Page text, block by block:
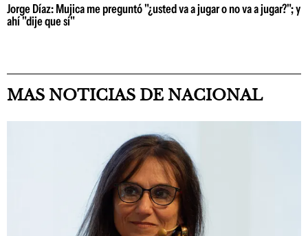
Jorge Díaz: Mujica me preguntó "¿usted va a jugar o no va a jugar?"; y
ahí "dije que sí"
MAS NOTICIAS DE NACIONAL